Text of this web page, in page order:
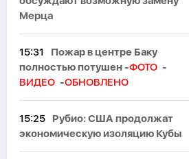
Мерца
15:31
Пожар в центре Баку
полностью потушен -ФОТО -
ВИДЕО -ОБНОВЛЕНО
15:25
Рубио: США продолжат
экономическую изоляцию Кубы